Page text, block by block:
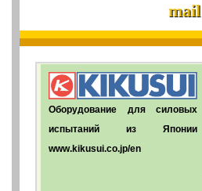
mail
Оборудование для силовых
испытаний из Японии
www.kikusui.co.jp/en